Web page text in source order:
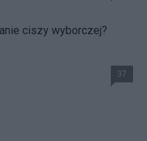
ciszy wyborczej?
37